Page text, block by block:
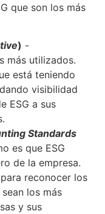
que son los más
) -
más utilizados.
está teniendo
visibilidad
ESG a sus
Standards
es que ESG
de la empresa.
reconocer los
los más
y sus